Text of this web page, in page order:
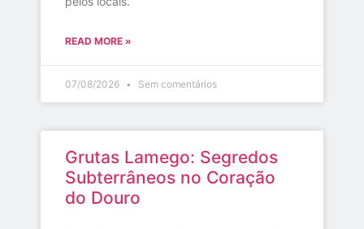
READ MORE »
07/08/2026 Sem comentários
Grutas Lamego: Segredos
Subterrâneos no Coração
do Douro